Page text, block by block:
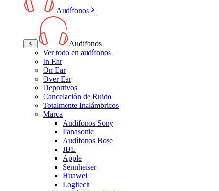
Audífonos
Audífonos
Ver todo en audífonos
In Ear
On Ear
Over Ear
Deportivos
Cancelación de Ruido
Totalmente Inalámbricos
Marca
Audifonos Sony
Panasonic
Audífonos Bose
JBL
Apple
Sennheiser
Huawei
Logitech